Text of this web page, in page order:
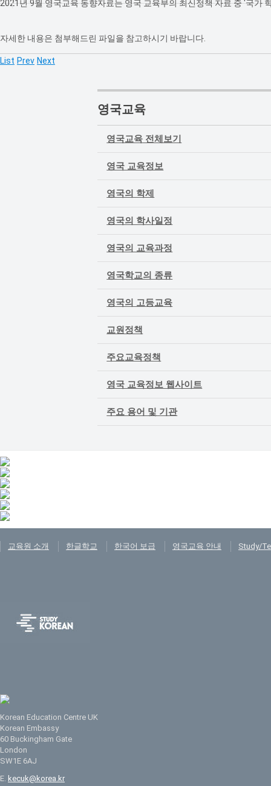
2021년 9월 영국교육 동향자료는 영국 교육부의 최신정책 자료 중 '국
자세한 내용은 첨부해드린 파일을 참고하시기 바랍니다.
List Prev Next
영국교육
영국교육 전체보기
영국 교육정보
영국의 학제
영국의 학사일정
영국의 교육과정
영국학교의 종류
영국의 고등교육
교원정책
주요교육정책
영국 교육정보 웹사이트
주요 용어 및 기관
교육원 소개 한글학교 한국어 보급 영국교육 안내 Study/
Korean Education Centre UK
Korean Embassy
60 Buckingham Gate
London
SW1E 6AJ
E. kecuk@korea.kr